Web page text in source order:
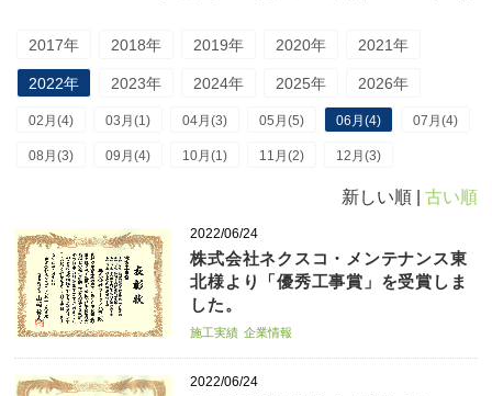
2017年 2018年 2019年 2020年 2021年
2022年 2023年 2024年 2025年 2026年
02月(4) 03月(1) 04月(3) 05月(5) 06月(4) 07月(4)
08月(3) 09月(4) 10月(1) 11月(2) 12月(3)
新しい順 | 古い順
2022/06/24
株式会社ネクスコ・メンテナンス東
北様より「優秀工事賞」を受賞しま
した。
施工実績 企業情報
2022/06/24